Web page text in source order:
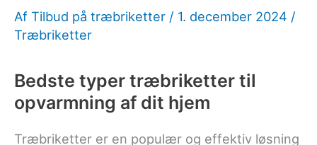
Af Tilbud på træbriketter / 1. december 2024 /
Træbriketter
Bedste typer træbriketter til
opvarmning af dit hjem
Træbriketter er en populær og effektiv løsning